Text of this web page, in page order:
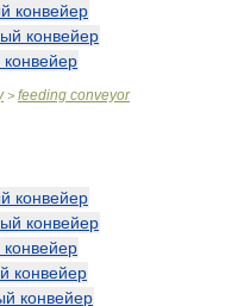
конвейер
конвейер
конвейер
> feeding conveyor
конвейер
конвейер
конвейер
конвейер
конвейер